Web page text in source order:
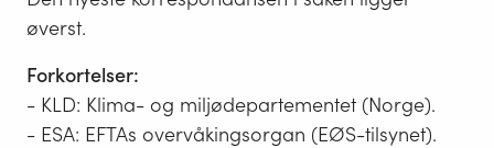
øverst.
Forkortelser:
- KLD: Klima- og miljødepartementet (Norge).
- ESA: EFTAs overvåkingsorgan (EØS-tilsynet).